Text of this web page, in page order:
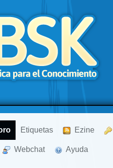
Etiquetas Ezine
Webchat Ayuda